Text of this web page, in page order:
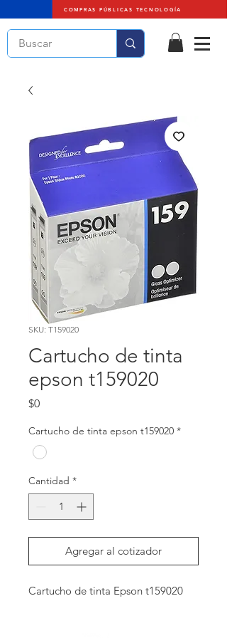
COMPRAS PÚBLICAS TECNOLOGÍA
SKU: T159020
Cartucho de tinta
epson t159020
$0Precio
Cartucho de tinta epson t159020 *
Cantidad *
Agregar al cotizador
Cartucho de tinta Epson t159020